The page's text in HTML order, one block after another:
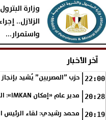
وزارة
الزلازل..
واستمرار...
الإثنين، 3 أغسطس 2026 05:16 مـ
آخر الأخبار
22:00 حزب ”المصريين” يُشيد
20:28 مدير عام «إمكان IMKAN»: الكوادر الوطنية المؤهلة هي الثروة الحقيقية لمستقبل التنمية في مصر
20:19 محمد رشيدي: لقاء الرئيس